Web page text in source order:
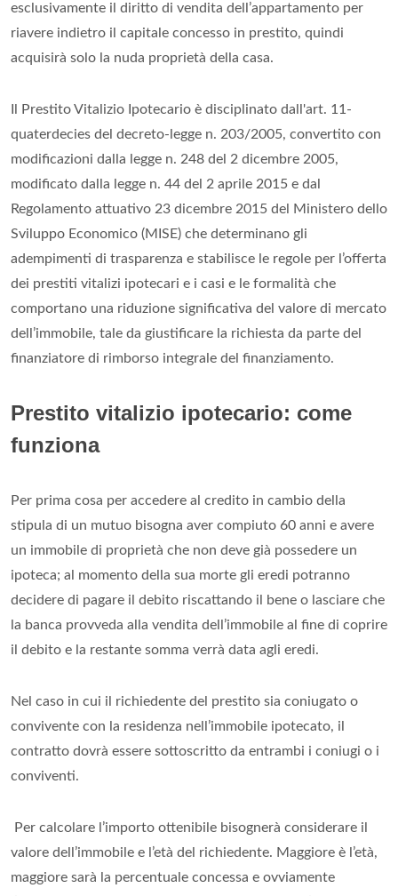
esclusivamente il diritto di vendita dell’appartamento per
riavere indietro il capitale concesso in prestito, quindi
acquisirà solo la nuda proprietà della casa.
Il Prestito Vitalizio Ipotecario è disciplinato dall'art. 11-
quaterdecies del decreto-legge n. 203/2005, convertito con
modificazioni dalla legge n. 248 del 2 dicembre 2005,
modificato dalla legge n. 44 del 2 aprile 2015 e dal
Regolamento attuativo 23 dicembre 2015 del Ministero dello
Sviluppo Economico (MISE) che determinano gli
adempimenti di trasparenza e stabilisce le regole per l’offerta
dei prestiti vitalizi ipotecari e i casi e le formalità che
comportano una riduzione significativa del valore di mercato
dell’immobile, tale da giustificare la richiesta da parte del
finanziatore di rimborso integrale del finanziamento.
Prestito vitalizio ipotecario: come
funziona
Per prima cosa per accedere al credito in cambio della
stipula di un mutuo bisogna aver compiuto 60 anni e avere
un immobile di proprietà che non deve già possedere un
ipoteca; al momento della sua morte gli eredi potranno
decidere di pagare il debito riscattando il bene o lasciare che
la banca provveda alla vendita dell’immobile al fine di coprire
il debito e la restante somma verrà data agli eredi.
Nel caso in cui il richiedente del prestito sia coniugato o
convivente con la residenza nell’immobile ipotecato, il
contratto dovrà essere sottoscritto da entrambi i coniugi o i
conviventi.
Per calcolare l’importo ottenibile bisognerà considerare il
valore dell’immobile e l’età del richiedente. Maggiore è l’età,
maggiore sarà la percentuale concessa e ovviamente